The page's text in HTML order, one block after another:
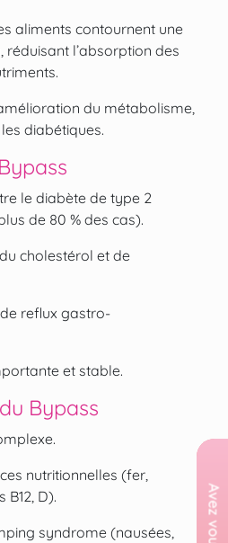
aliments contournent une
réduisant l’absorption des
du métabolisme,
diabétiques.
le diabète de type 2
de 80 % des cas).
cholestérol et de
reflux gastro-
et stable.
Bypass
nutritionnelles (fer,
B12, D).
syndrome (nausées,